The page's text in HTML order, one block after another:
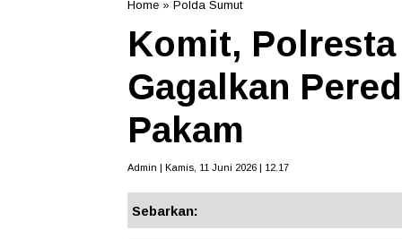
Home » Polda Sumut
Komit,
Gagalkan
Pakam
Admin | Kamis, 11 Juni 2026 | 12.17
Sebarkan: